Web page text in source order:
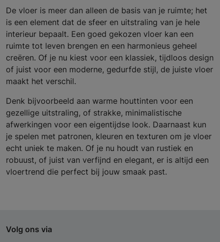
De vloer is meer dan alleen de basis van je ruimte; het
is een element dat de sfeer en uitstraling van je hele
interieur bepaalt. Een goed gekozen vloer kan een
ruimte tot leven brengen en een harmonieus geheel
creëren. Of je nu kiest voor een klassiek, tijdloos design
of juist voor een moderne, gedurfde stijl, de juiste vloer
maakt het verschil.
Denk bijvoorbeeld aan warme houttinten voor een
gezellige uitstraling, of strakke, minimalistische
afwerkingen voor een eigentijdse look. Daarnaast kun
je spelen met patronen, kleuren en texturen om je vloer
echt uniek te maken. Of je nu houdt van rustiek en
robuust, of juist van verfijnd en elegant, er is altijd een
vloertrend die perfect bij jouw smaak past.
Volg ons via